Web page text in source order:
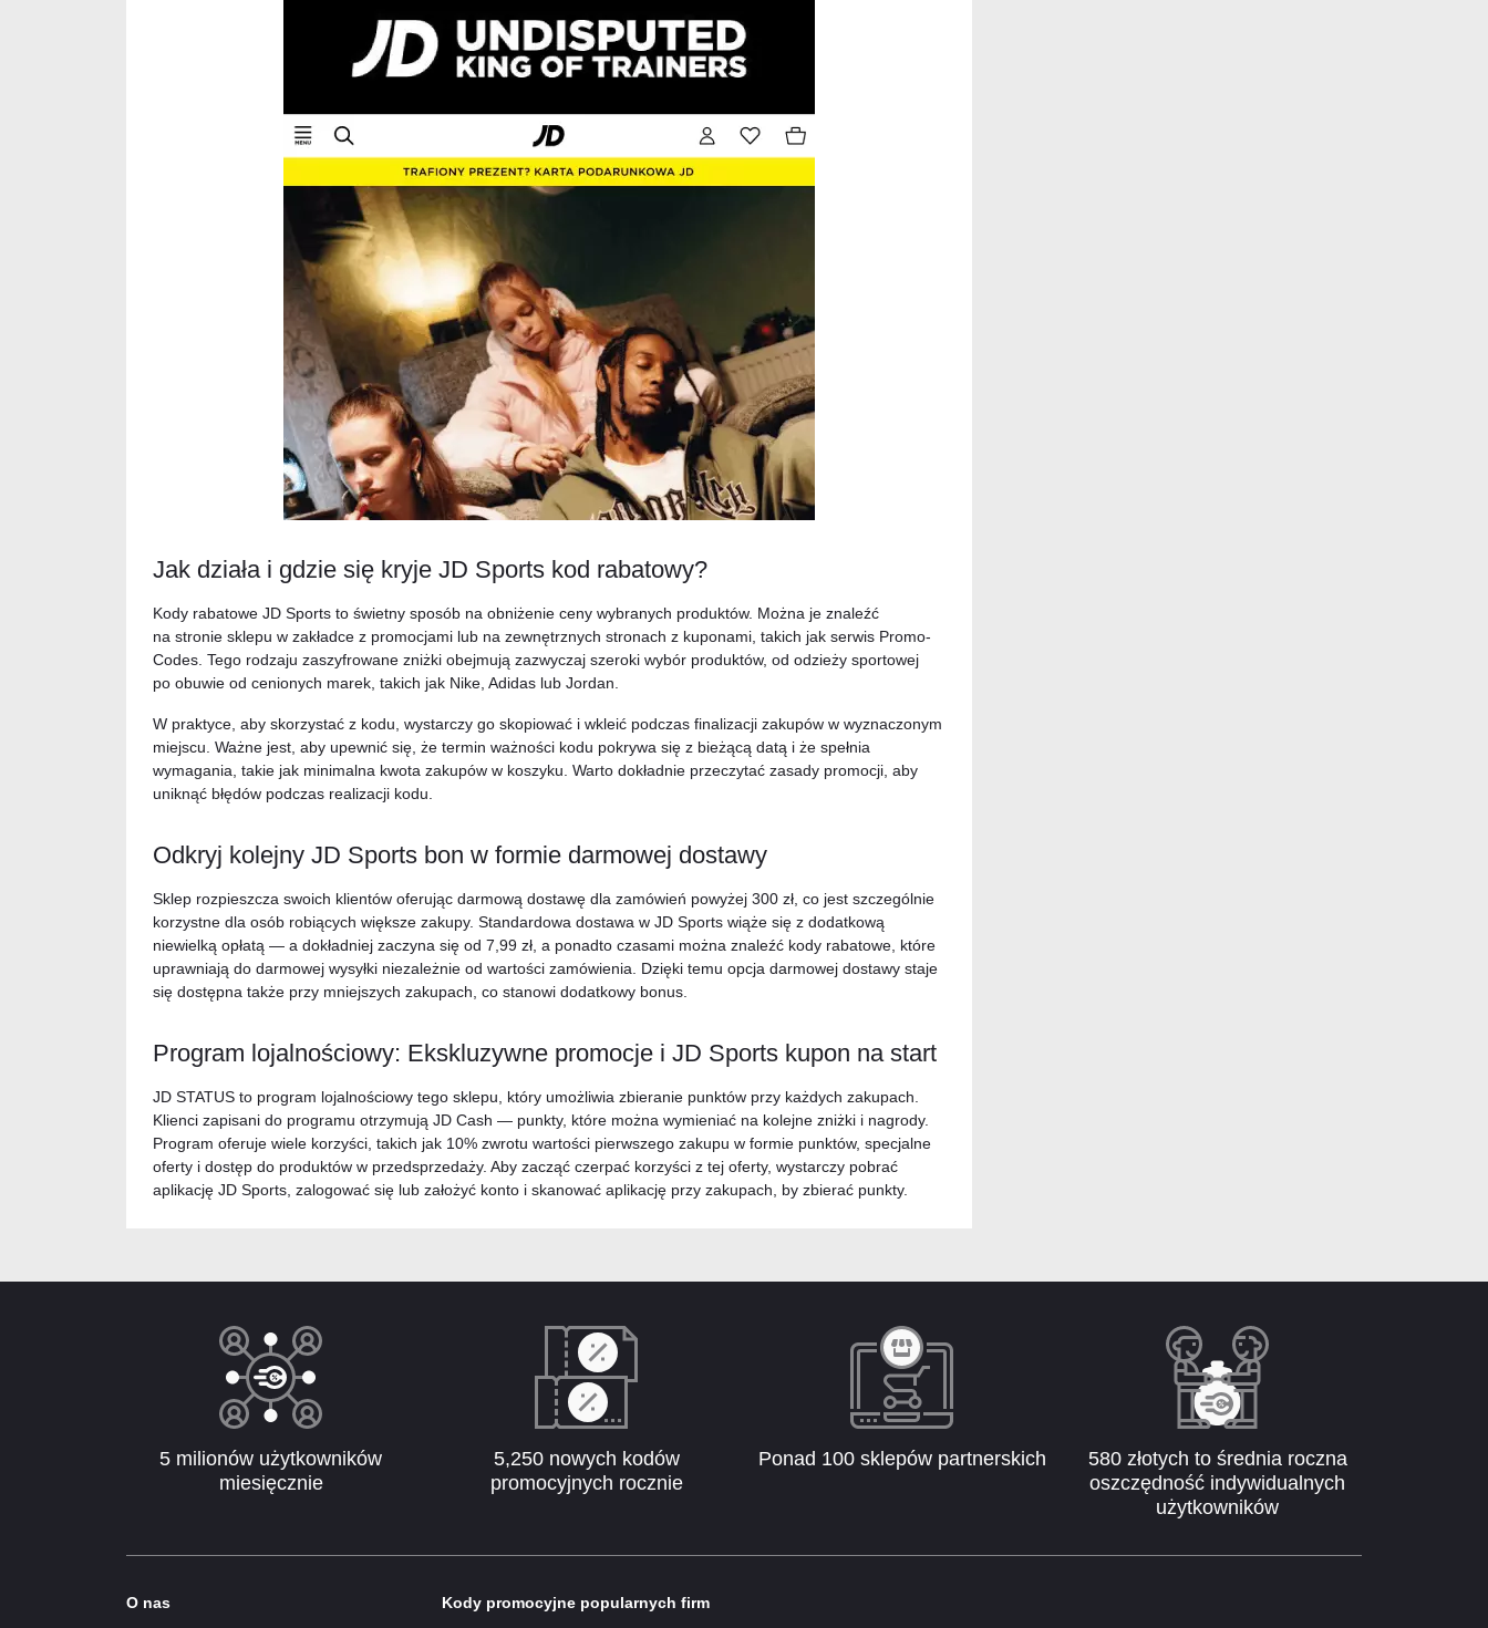
Jak działa i gdzie się kryje JD Sports kod rabatowy?
Kody rabatowe JD Sports to świetny sposób na obniżenie ceny wybranych produktów. Można je znaleźć
na stronie sklepu w zakładce z promocjami lub na zewnętrznych stronach z kuponami, takich jak serwis Promo-
Codes. Tego rodzaju zaszyfrowane zniżki obejmują zazwyczaj szeroki wybór produktów, od odzieży sportowej
po obuwie od cenionych marek, takich jak Nike, Adidas lub Jordan.
W praktyce, aby skorzystać z kodu, wystarczy go skopiować i wkleić podczas finalizacji zakupów w wyznaczonym
miejscu. Ważne jest, aby upewnić się, że termin ważności kodu pokrywa się z bieżącą datą i że spełnia
wymagania, takie jak minimalna kwota zakupów w koszyku. Warto dokładnie przeczytać zasady promocji, aby
uniknąć błędów podczas realizacji kodu.
Odkryj kolejny JD Sports bon w formie darmowej dostawy
Sklep rozpieszcza swoich klientów oferując darmową dostawę dla zamówień powyżej 300 zł, co jest szczególnie
korzystne dla osób robiących większe zakupy. Standardowa dostawa w JD Sports wiąże się z dodatkową
niewielką opłatą — a dokładniej zaczyna się od 7,99 zł, a ponadto czasami można znaleźć kody rabatowe, które
uprawniają do darmowej wysyłki niezależnie od wartości zamówienia. Dzięki temu opcja darmowej dostawy staje
się dostępna także przy mniejszych zakupach, co stanowi dodatkowy bonus.
Program lojalnościowy: Ekskluzywne promocje i JD Sports kupon na start
JD STATUS to program lojalnościowy tego sklepu, który umożliwia zbieranie punktów przy każdych zakupach.
Klienci zapisani do programu otrzymują JD Cash — punkty, które można wymieniać na kolejne zniżki i nagrody.
Program oferuje wiele korzyści, takich jak 10% zwrotu wartości pierwszego zakupu w formie punktów, specjalne
oferty i dostęp do produktów w przedsprzedaży. Aby zacząć czerpać korzyści z tej oferty, wystarczy pobrać
aplikację JD Sports, zalogować się lub założyć konto i skanować aplikację przy zakupach, by zbierać punkty.
5 milionów użytkowników
miesięcznie
5,250 nowych kodów
promocyjnych rocznie
Ponad 100 sklepów partnerskich
580 złotych to średnia roczna
oszczędność indywidualnych
użytkowników
O nas Kody promocyjne popularnych firm